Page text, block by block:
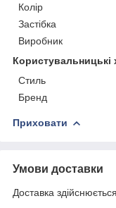
Колір
Застібка
Виробник
Користувальницькі
Стиль
Бренд
Приховати
Умови доставки
Доставка